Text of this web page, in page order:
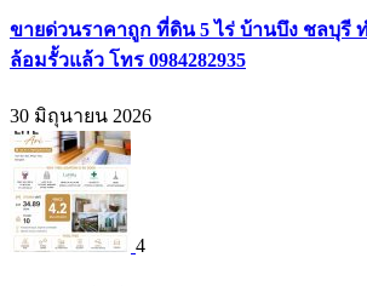
ขายด่วนราคาถูก ที่ดิน 5 ไร่ บ้านบึง ชลบุรี
ล้อมรั้วแล้ว โทร 0984282935
30 มิถุนายน 2026
4